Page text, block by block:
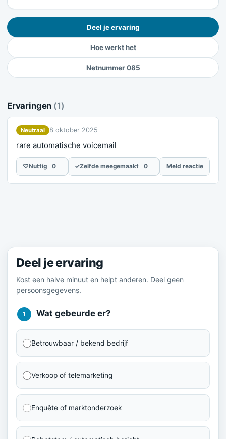
Deel je ervaring
Hoe werkt het
Netnummer 085
Ervaringen (1)
Neutraal 8 oktober 2025
rare automatische voicemail
♡Nuttig 0 ✓Zelfde meegemaakt 0 Meld reactie
Deel je ervaring
Kost een halve minuut en helpt anderen. Deel geen
persoonsgegevens.
1 Wat gebeurde er?
Betrouwbaar / bekend bedrijf
Verkoop of telemarketing
Enquête of marktonderzoek